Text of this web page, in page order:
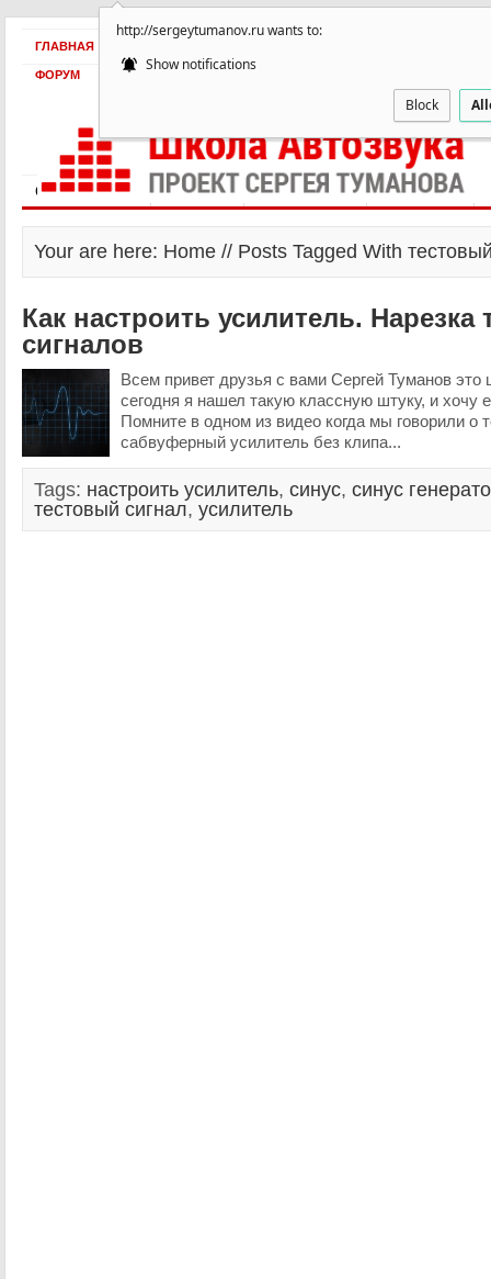
http://sergeytumanov.ru wants to:
Show notifications
Block
ГЛАВНАЯ
ФОРУМ
Статьи и видео Интервью Как оплатить? Заработать!
Your are here: Home // Posts Tagged With
Как настроить усилитель. Нарезка
сигналов
Всем привет друзья с вами Сергей Туманов это
сегодня я нашел такую классную штуку, и хочу
Помните в одном из видео когда мы говорили о
сабвуферный усилитель без клипа...
Tags: настроить усилитель, синус, синус
тестовый сигнал, усилитель